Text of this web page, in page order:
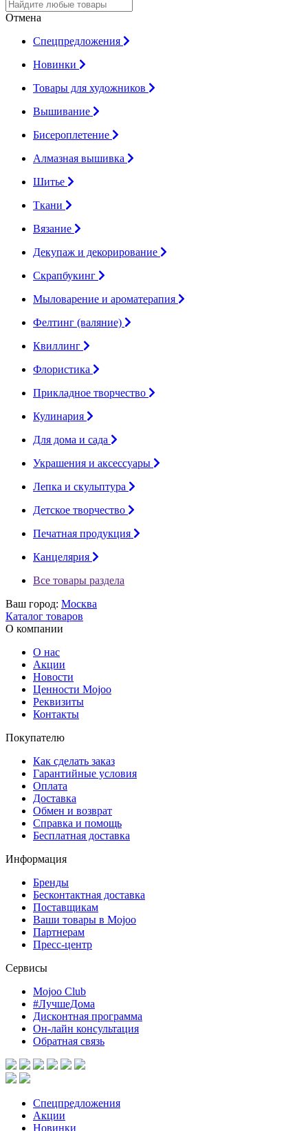
Отмена
Спецпредложения
Новинки
Товары для художников
Вышивание
Бисероплетение
Алмазная вышивка
Шитье
Ткани
Вязание
Декупаж и декорирование
Скрапбукинг
Мыловарение и ароматерапия
Фелтинг (валяние)
Квиллинг
Флористика
Прикладное творчество
Кулинария
Для дома и сада
Украшения и аксессуары
Лепка и скульптура
Детское творчество
Печатная продукция
Канцелярия
Все товары раздела
Ваш город: Москва
Каталог товаров
О компании
О нас
Акции
Новости
Ценности Mojoo
Реквизиты
Контакты
Покупателю
Как сделать заказ
Гарантийные условия
Оплата
Доставка
Обмен и возврат
Справка и помощь
Бесплатная доставка
Информация
Бренды
Бесконтактная доставка
Поставщикам
Ваши товары в Mojoo
Партнерам
Пресс-центр
Сервисы
Mojoo Club
#ЛучшеДома
Дисконтная программа
Он-лайн консультация
Обратная связь
Спецпредложения
Акции
Новинки